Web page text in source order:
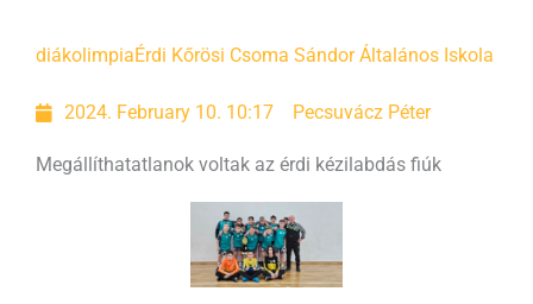
diákolimpiaÉrdi Kőrösi Csoma Sándor Általános Iskola
2024. February 10. 10:17 Pecsuvácz Péter
Megállíthatatlanok voltak az érdi kézilabdás fiúk